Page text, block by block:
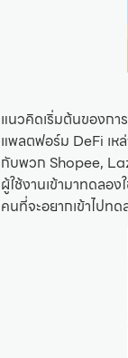
แนวคิดเริ่มต้นของก
แพลตฟอร์ม DeFi เห
กับพวก Shopee,
ผู้ใช้งานเข้ามาทดลอ
คนที่จะอยากเข้าไปท